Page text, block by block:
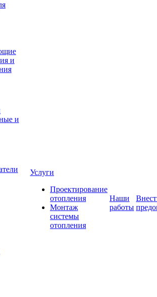
и
и
Услуги
Проектирование
отопления
Монтаж
системы
отопления
Наши
работы